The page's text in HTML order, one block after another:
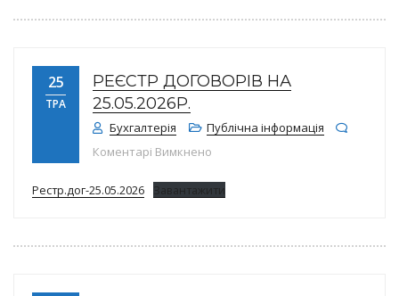
25
ТРА
РЕЄСТР ДОГОВОРІВ НА
25.05.2026Р.
Бухгалтерія
Публічна інформація
Коментарі Вимкнено
Рестр.дог-25.05.2026 Завантажити